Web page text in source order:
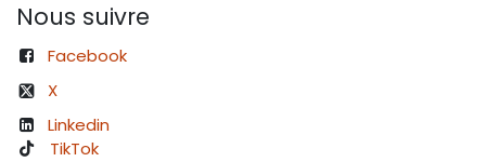
Nous suivre
Facebook
X
Linkedin
TikTok